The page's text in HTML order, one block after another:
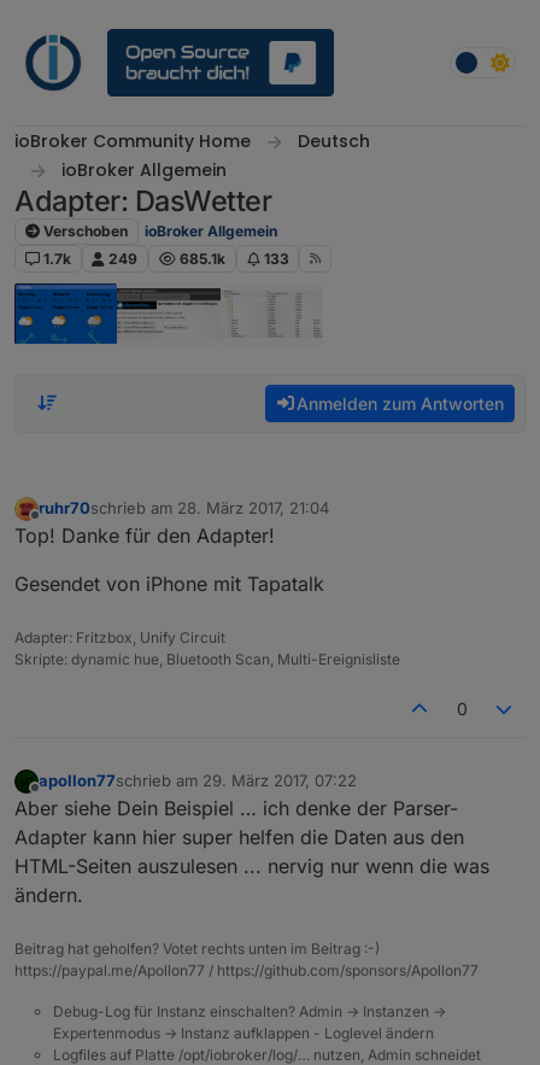
ioBroker Community Home
Deutsch
ioBroker Allgemein
Adapter: DasWetter
Verschoben
ioBroker Allgemein
1.7k
249 685.1k 133
Anmelden zum Antworten
Offline
ruhr70schrieb am 28. März 2017, 21:04
zuletzt editiert von
Top! Danke für den Adapter!
Gesendet von iPhone mit Tapatalk
Adapter: Fritzbox, Unify Circuit
Skripte: dynamic hue, Bluetooth Scan, Multi-Ereignisliste
0
Offline
apollon77schrieb am 29. März 2017, 07:22
zuletzt editiert von
Aber siehe Dein Beispiel … ich denke der Parser-
Adapter kann hier super helfen die Daten aus den
HTML-Seiten auszulesen ... nervig nur wenn die was
ändern.
Beitrag hat geholfen? Votet rechts unten im Beitrag :-)
https://paypal.me/Apollon77 / https://github.com/sponsors/Apollon77
Debug-Log für Instanz einschalten? Admin -> Instanzen ->
Expertenmodus -> Instanz aufklappen - Loglevel ändern
Logfiles auf Platte /opt/iobroker/log/… nutzen, Admin schneidet